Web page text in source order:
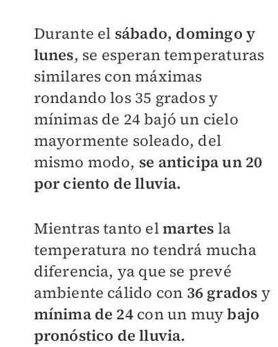
Durante el sábado, domingo y
lunes, se esperan temperaturas
similares con máximas
rondando los 35 grados y
mínimas de 24 bajó un cielo
mayormente soleado, del
mismo modo, se anticipa un 20
por ciento de lluvia.
Mientras tanto elmartes la
temperatura no tendrá mucha
diferencia, ya que se prevé
ambiente cálido con 36 grados y
mínima de 24con un muybajo
pronóstico de lluvia.